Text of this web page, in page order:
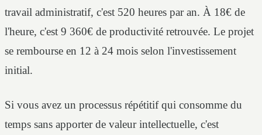
travail administratif, c'est 520 heures par an. À 18€ de
l'heure, c'est 9 360€ de productivité retrouvée. Le projet
se rembourse en 12 à 24 mois selon l'investissement
initial.
Si vous avez un processus répétitif qui consomme du
temps sans apporter de valeur intellectuelle, c'est